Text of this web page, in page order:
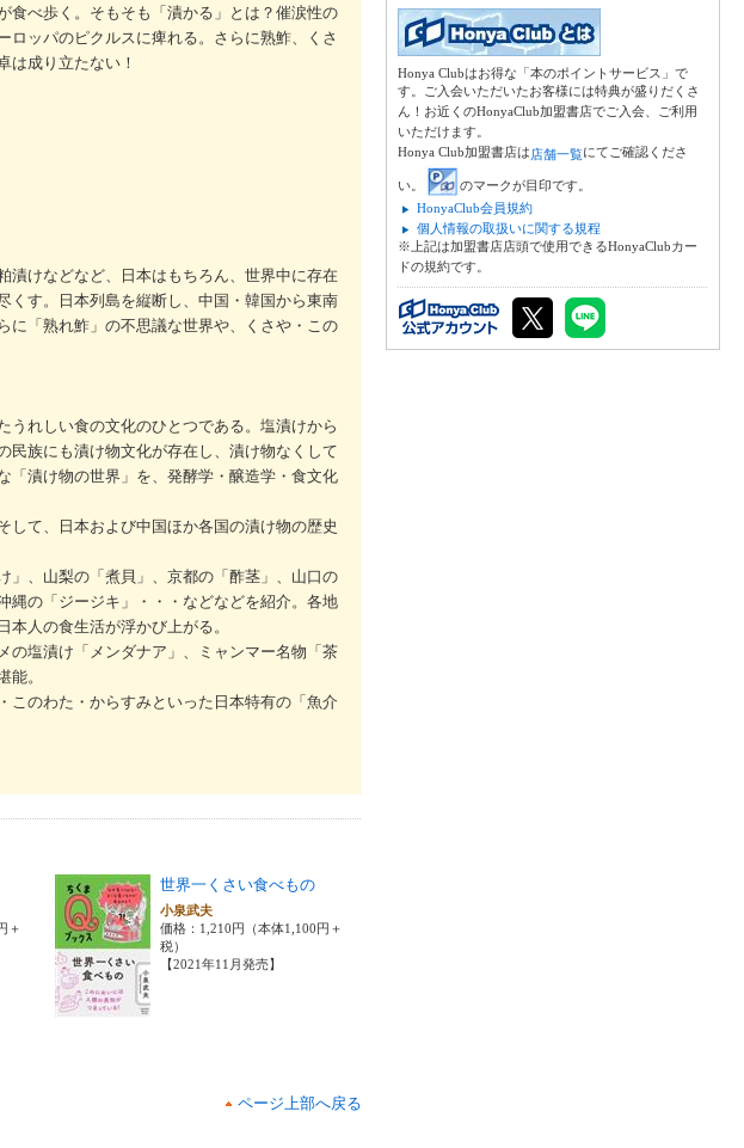
食べ歩く。そもそも「漬かる」とは？催涙性の
ッパのピクルスに痺れる。さらに熟鮓、くさ
は成り立たない！
漬けなどなど、日本はもちろん、世界中に存在
くす。日本列島を縦断し、中国・韓国から東南
に「熟れ鮓」の不思議な世界や、くさや・この
れしい食の文化のひとつである。塩漬けから
民族にも漬け物文化が存在し、漬け物なくして
「漬け物の世界」を、発酵学・醸造学・食文化
して、日本および中国ほか各国の漬け物の歴史
」、山梨の「煮貝」、京都の「酢茎」、山口の
縄の「ジージキ」・・・などなどを紹介。各地
人の食生活が浮かび上がる。
の塩漬け「メンダナア」、ミャンマー名物「茶
能。
このわた・からすみといった日本特有の「魚介
＋
世界一くさい食べもの
小泉武夫
価格：1,210円（本体1,100円＋
税）
【2021年11月発売】
ページ上部へ戻る
Honya Clubはお得な「本のポイントサービス」で
す。ご入会いただいたお客様には特典が盛りだくさ
ん！お近くのHonyaClub加盟書店でご入会、ご利用
いただけます。
Honya Club加盟書店は店舗一覧にてご確認くださ
い。
のマークが目印です。
HonyaClub会員規約
個人情報の取扱いに関する規程
※上記は加盟書店店頭で使用できるHonyaClubカー
ドの規約です。